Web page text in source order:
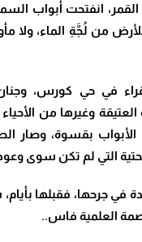
انفتحت أبواب
من لُجَّةِ الماء، ولا
في حي كورس،
العتيقة وغيرها من
بقسوة، وصار
التي لم تكن سوى
في جرحها، فقبلها
العلمية فاس..